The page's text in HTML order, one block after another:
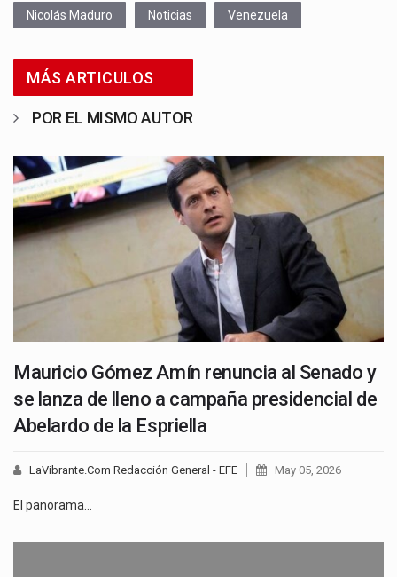
Nicolás Maduro Noticias Venezuela
MÁS ARTICULOS
POR EL MISMO AUTOR
Mauricio Gómez Amín renuncia al Senado y
se lanza de lleno a campaña presidencial de
Abelardo de la Espriella
LaVibrante.Com Redacción General - EFE May 05, 2026
El panorama…